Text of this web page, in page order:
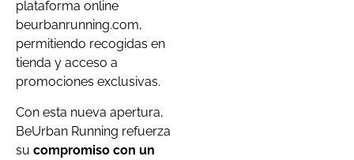
plataforma online
beurbanrunning.com,
permitiendo recogidas en
tienda y acceso a
promociones exclusivas.
Con esta nueva apertura,
BeUrban Running refuerza
su compromiso con un